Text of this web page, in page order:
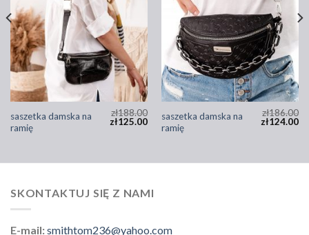
saszetka damska na
ramię
zł188.00
zł125.00
saszetka damska na
ramię
zł186.00
zł124.00
SKONTAKTUJ SIĘ Z NAMI
E-mail:smithtom236@yahoo.com